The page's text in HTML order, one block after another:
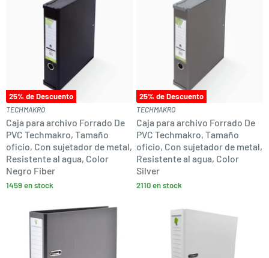
25% de Descuento
TECHMAKRO
Caja para archivo Forrado De
PVC Techmakro, Tamaño
oficio, Con sujetador de metal,
Resistente al agua, Color
Negro Fiber
1459 en stock
25% de Descuento
TECHMAKRO
Caja para archivo Forrado De
PVC Techmakro, Tamaño
oficio, Con sujetador de metal,
Resistente al agua, Color
Silver
2110 en stock